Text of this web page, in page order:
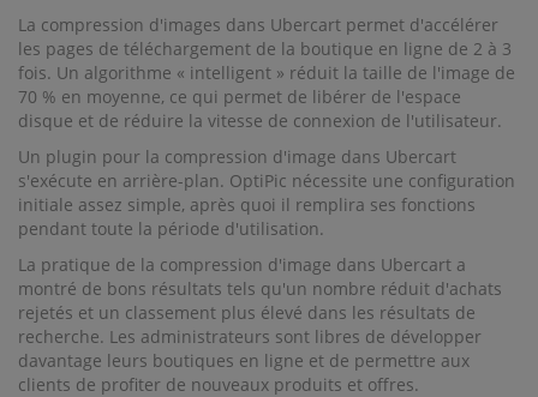
La compression d'images dans Ubercart permet d'accélérer
les pages de téléchargement de la boutique en ligne de 2 à 3
fois. Un algorithme « intelligent » réduit la taille de l'image de
70 % en moyenne, ce qui permet de libérer de l'espace
disque et de réduire la vitesse de connexion de l'utilisateur.
Un plugin pour la compression d'image dans Ubercart
s'exécute en arrière-plan. OptiPic nécessite une configuration
initiale assez simple, après quoi il remplira ses fonctions
pendant toute la période d'utilisation.
La pratique de la compression d'image dans Ubercart a
montré de bons résultats tels qu'un nombre réduit d'achats
rejetés et un classement plus élevé dans les résultats de
recherche. Les administrateurs sont libres de développer
davantage leurs boutiques en ligne et de permettre aux
clients de profiter de nouveaux produits et offres.